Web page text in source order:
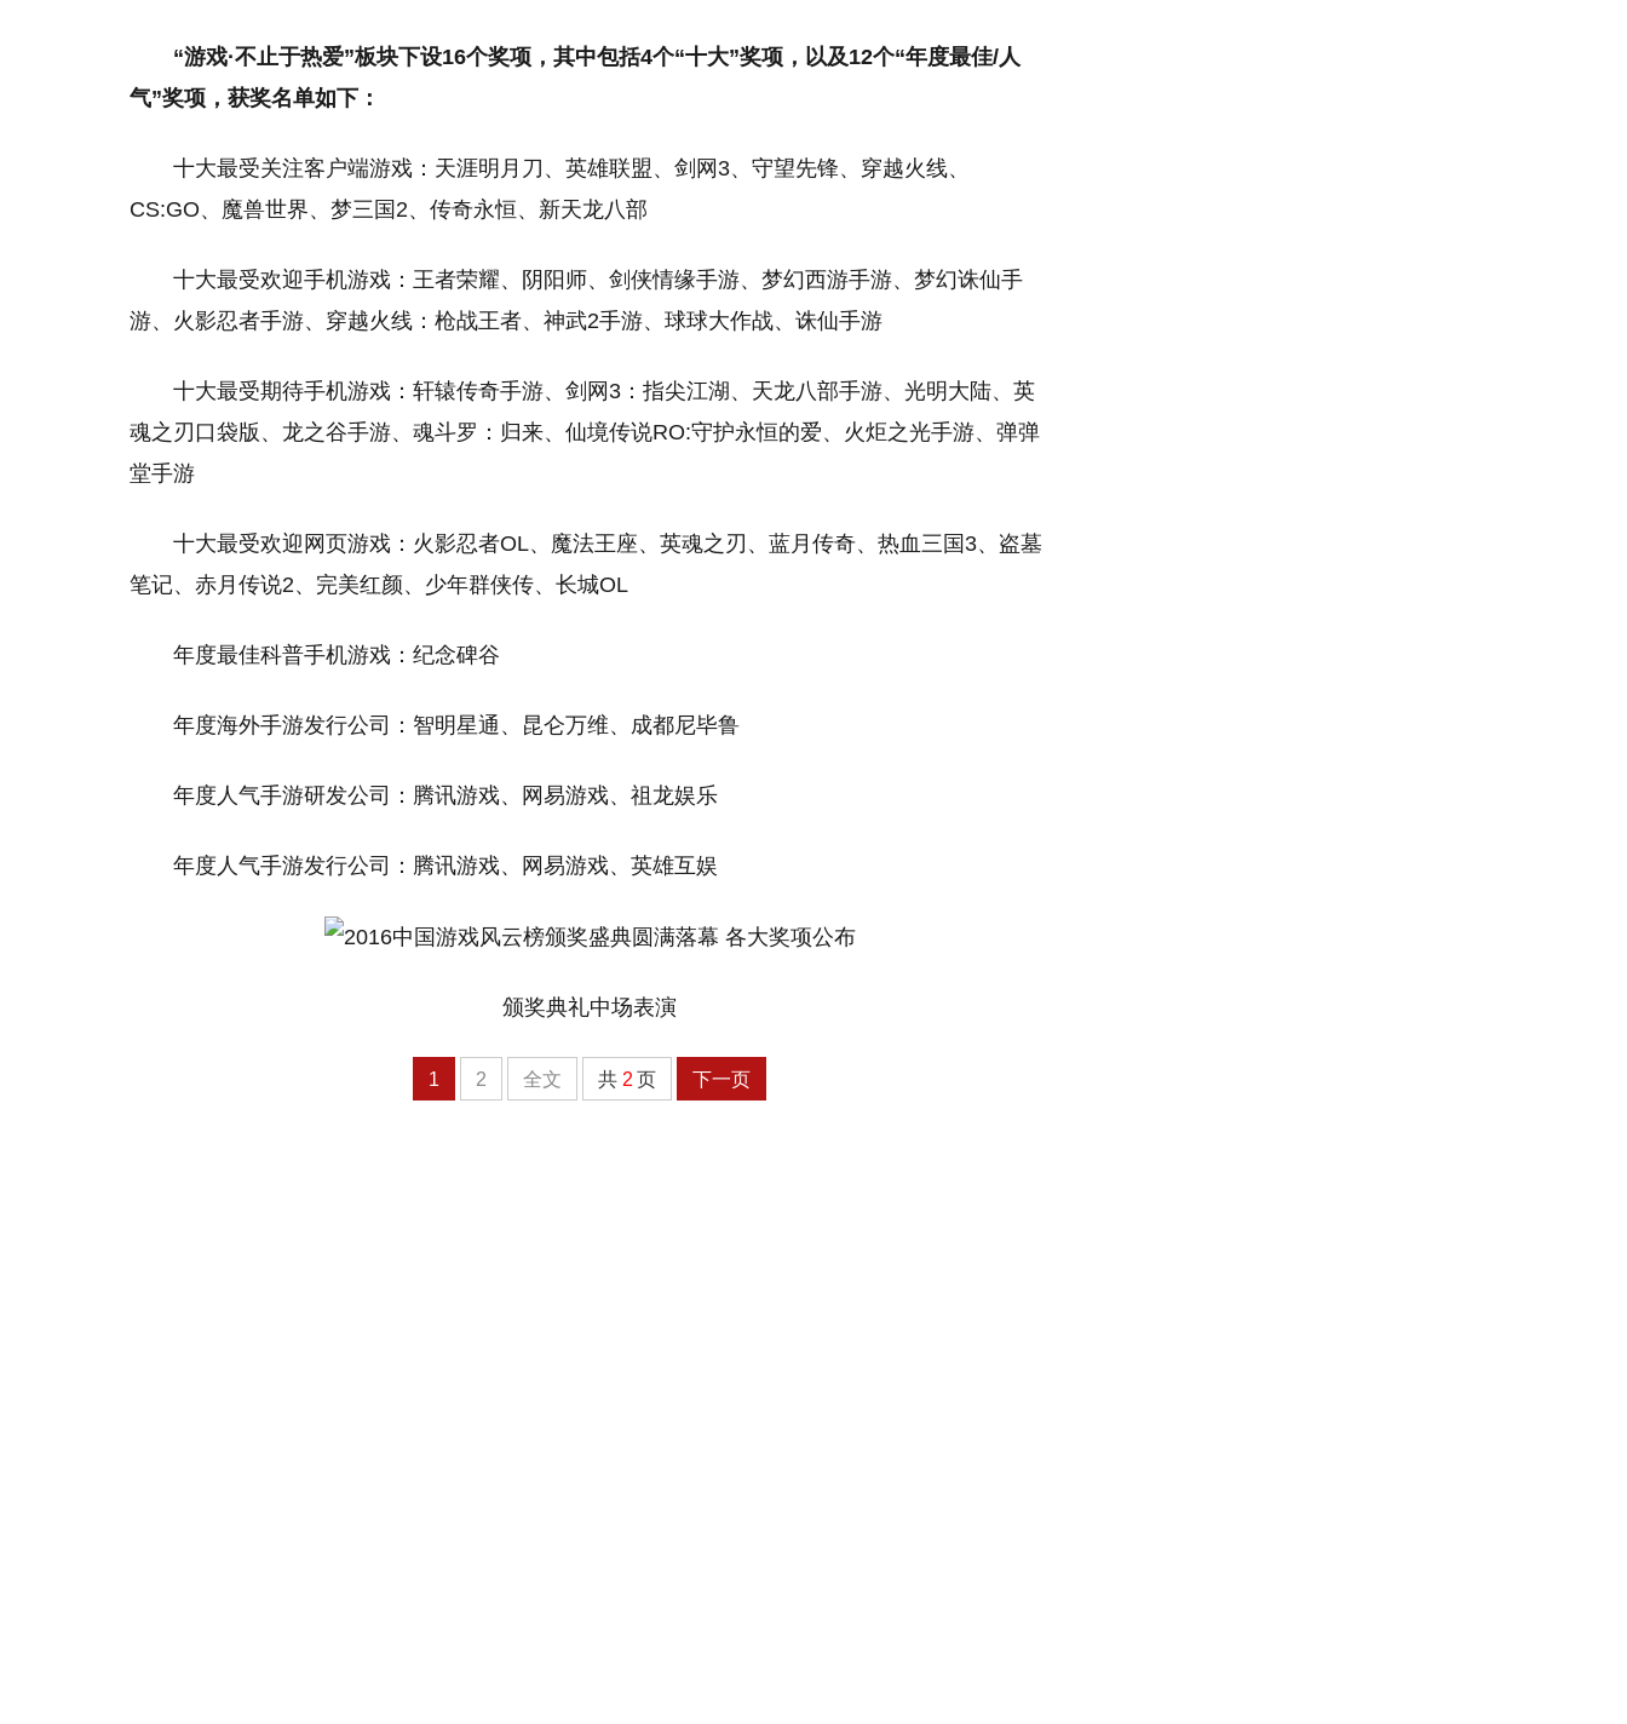
“游戏·不止于热爱”板块下设16个奖项，其中包括4个“十大”奖项，以及12个“年度最佳/人
气”奖项，获奖名单如下：
十大最受关注客户端游戏：天涯明月刀、英雄联盟、剑网3、守望先锋、穿越火线、
CS:GO、魔兽世界、梦三国2、传奇永恒、新天龙八部
十大最受欢迎手机游戏：王者荣耀、阴阳师、剑侠情缘手游、梦幻西游手游、梦幻诛仙手
游、火影忍者手游、穿越火线：枪战王者、神武2手游、球球大作战、诛仙手游
十大最受期待手机游戏：轩辕传奇手游、剑网3：指尖江湖、天龙八部手游、光明大陆、英
魂之刃口袋版、龙之谷手游、魂斗罗：归来、仙境传说RO:守护永恒的爱、火炬之光手游、弹弹
堂手游
十大最受欢迎网页游戏：火影忍者OL、魔法王座、英魂之刃、蓝月传奇、热血三国3、盗墓
笔记、赤月传说2、完美红颜、少年群侠传、长城OL
年度最佳科普手机游戏：纪念碑谷
年度海外手游发行公司：智明星通、昆仑万维、成都尼毕鲁
年度人气手游研发公司：腾讯游戏、网易游戏、祖龙娱乐
年度人气手游发行公司：腾讯游戏、网易游戏、英雄互娱
颁奖典礼中场表演
1 2 全文 共 2 页 下一页